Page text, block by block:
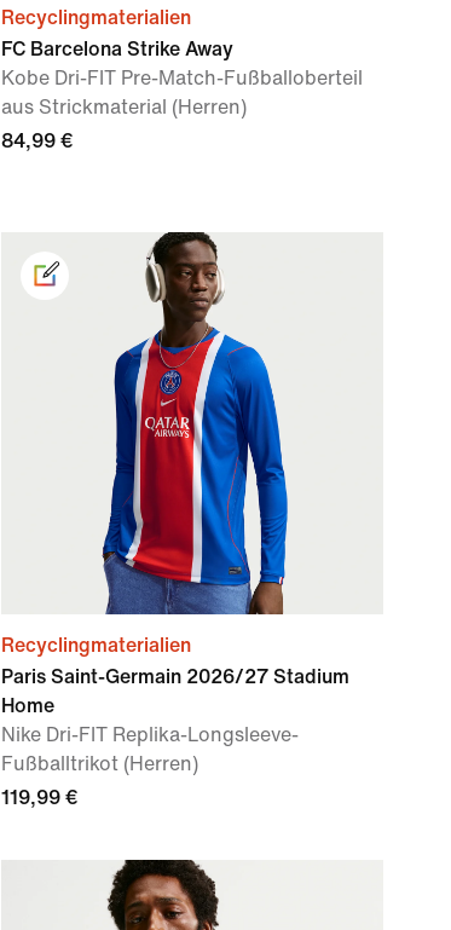
Recyclingmaterialien
FC Barcelona Strike Away
Kobe Dri-FIT Pre-Match-Fußballoberteil
aus Strickmaterial (Herren)
84,99 €
Recyclingmaterialien
Paris Saint-Germain 2026/27 Stadium
Home
Nike Dri-FIT Replika-Longsleeve-
Fußballtrikot (Herren)
119,99 €